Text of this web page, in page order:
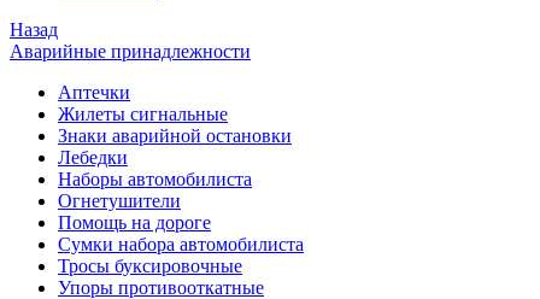
Назад
Аварийные принадлежности
Аптечки
Жилеты сигнальные
Знаки аварийной остановки
Лебедки
Наборы автомобилиста
Огнетушители
Помощь на дороге
Сумки набора автомобилиста
Тросы буксировочные
Упоры противооткатные